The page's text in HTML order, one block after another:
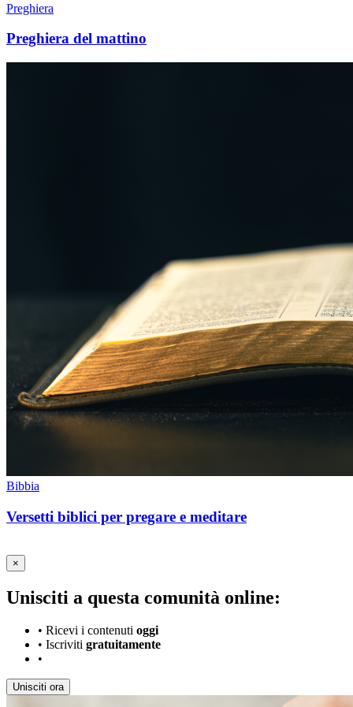
Preghiera
Preghiera del mattino
Bibbia
Versetti biblici per pregare e meditare
×
Unisciti a questa comunità online:
• Ricevi i contenuti oggi
• Iscriviti gratuitamente
•
Unisciti ora